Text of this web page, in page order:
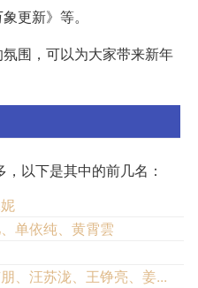
更新》等。
围，可以为大家带来新年
以下是其中的前几名：
单依纯、黄霄雲
、汪苏泷、王铮亮、姜...